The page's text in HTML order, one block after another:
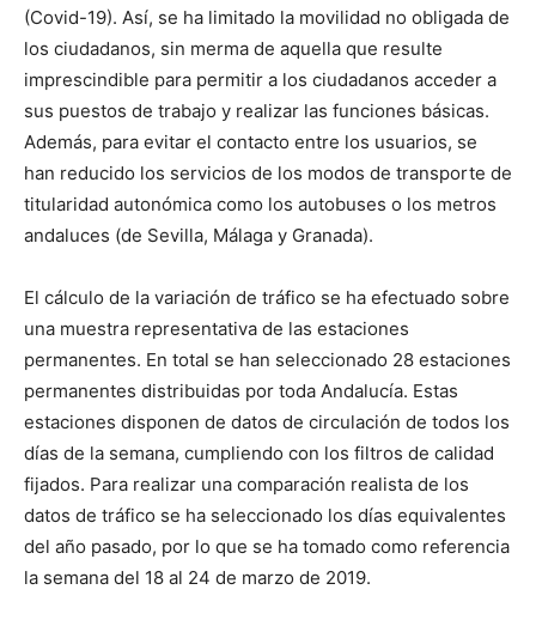
(Covid-19). Así, se ha limitado la movilidad no obligada de
los ciudadanos, sin merma de aquella que resulte
imprescindible para permitir a los ciudadanos acceder a
sus puestos de trabajo y realizar las funciones básicas.
Además, para evitar el contacto entre los usuarios, se
han reducido los servicios de los modos de transporte de
titularidad autonómica como los autobuses o los metros
andaluces (de Sevilla, Málaga y Granada).
El cálculo de la variación de tráfico se ha efectuado sobre
una muestra representativa de las estaciones
permanentes. En total se han seleccionado 28 estaciones
permanentes distribuidas por toda Andalucía. Estas
estaciones disponen de datos de circulación de todos los
días de la semana, cumpliendo con los filtros de calidad
fijados. Para realizar una comparación realista de los
datos de tráfico se ha seleccionado los días equivalentes
del año pasado, por lo que se ha tomado como referencia
la semana del 18 al 24 de marzo de 2019.